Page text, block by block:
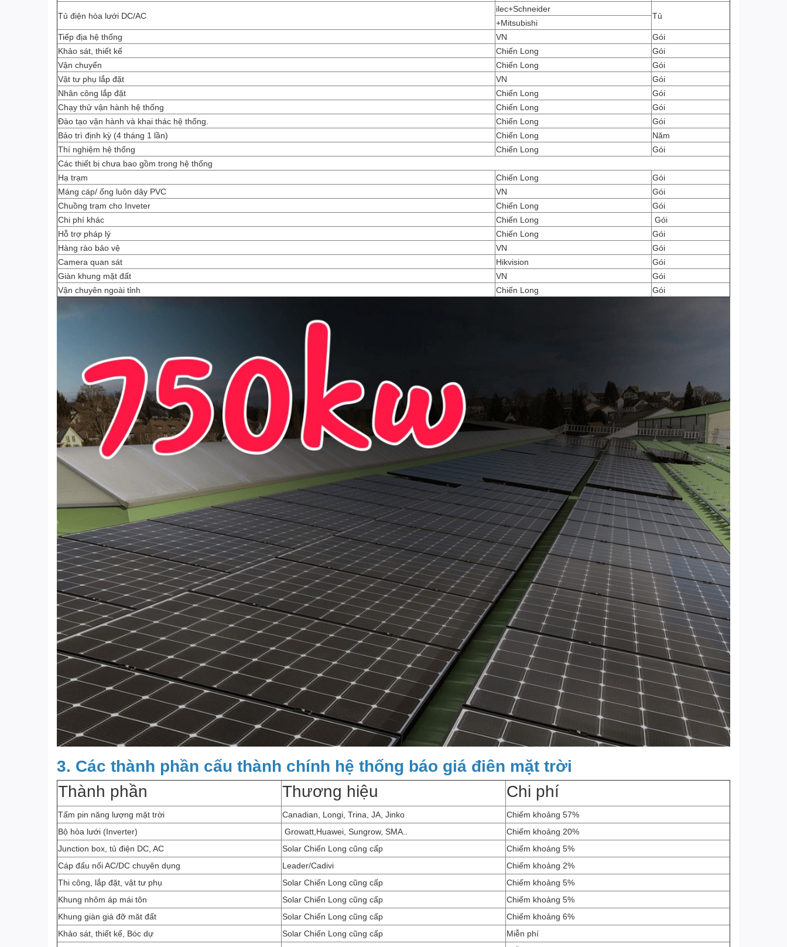
Tủ điện hòa lưới DC/AC
ilec+Schneider
Tủ
+Mitsubishi
Tiếp địa hệ thống
VN
Gói
Khảo sát, thiết kế
Chiến Long
Gói
Vận chuyển
Chiến Long
Gói
Vật tư phụ lắp đặt
VN
Gói
Nhân công lắp đặt
Chiến Long
Gói
Chạy thử vận hành hệ thống
Chiến Long
Gói
Đào tạo vận hành và khai thác hệ thống.
Chiến Long
Gói
Bảo trì định kỳ (4 tháng 1 lần)
Chiến Long
Năm
Thí nghiệm hệ thống
Chiến Long
Gói
Các thiết bị chưa bao gồm trong hệ thống
Hạ trạm
Chiến Long
Gói
Máng cáp/ ống luôn dây PVC
VN
Gói
Chuồng trạm cho Inveter
Chiến Long
Gói
Chi phí khác
Chiến Long
Gói
Hỗ trợ pháp lý
Chiến Long
Gói
Hàng rào bảo vệ
VN
Gói
Camera quan sát
Hikvision
Gói
Giàn khung mặt đất
VN
Gói
Vận chuyên ngoài tỉnh
Chiến Long Gói
3. Các thành phần cấu thành chính hệ thống báo giá điên mặt trời
Thành phần
Thương hiệu Chi phí
Tấm pin năng lượng mặt trời Canadian, Longi, Trina, JA, Jinko
Chiếm khoảng 57%
Bộ hòa lưới (Inverter)
Growatt,Huawei, Sungrow, SMA..
Chiếm khoảng 20%
Junction box, tủ điện DC, AC
Solar Chiến Long cũng cấp
Chiếm khoảng 5%
Cáp đấu nối AC/DC chuyên dụng
Leader/Cadivi
Chiếm khoảng 2%
Thi công, lắp đặt, vật tư phụ
Solar Chiến Long cũng cấp
Chiếm khoảng 5%
Khung nhôm áp mái tôn
Solar Chiến Long cũng cấp
Chiếm khoảng 5%
Khung giàn giá đỡ măt đất
Solar Chiến Long cũng cấp
Chiếm khoảng 6%
Khảo sát, thiết kế, Bóc dự
Solar Chiến Long cũng cấp
Miễn phí